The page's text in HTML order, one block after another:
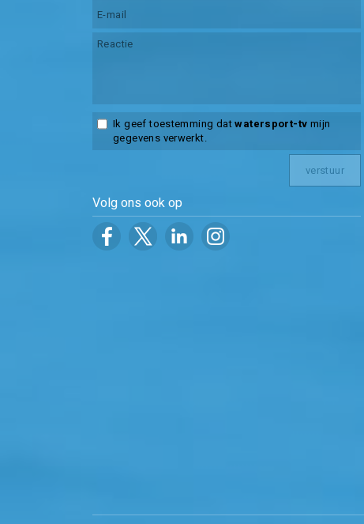
Ik geef toestemming datwatersport-tv mijn
gegevens verwerkt.
Volg ons ook op